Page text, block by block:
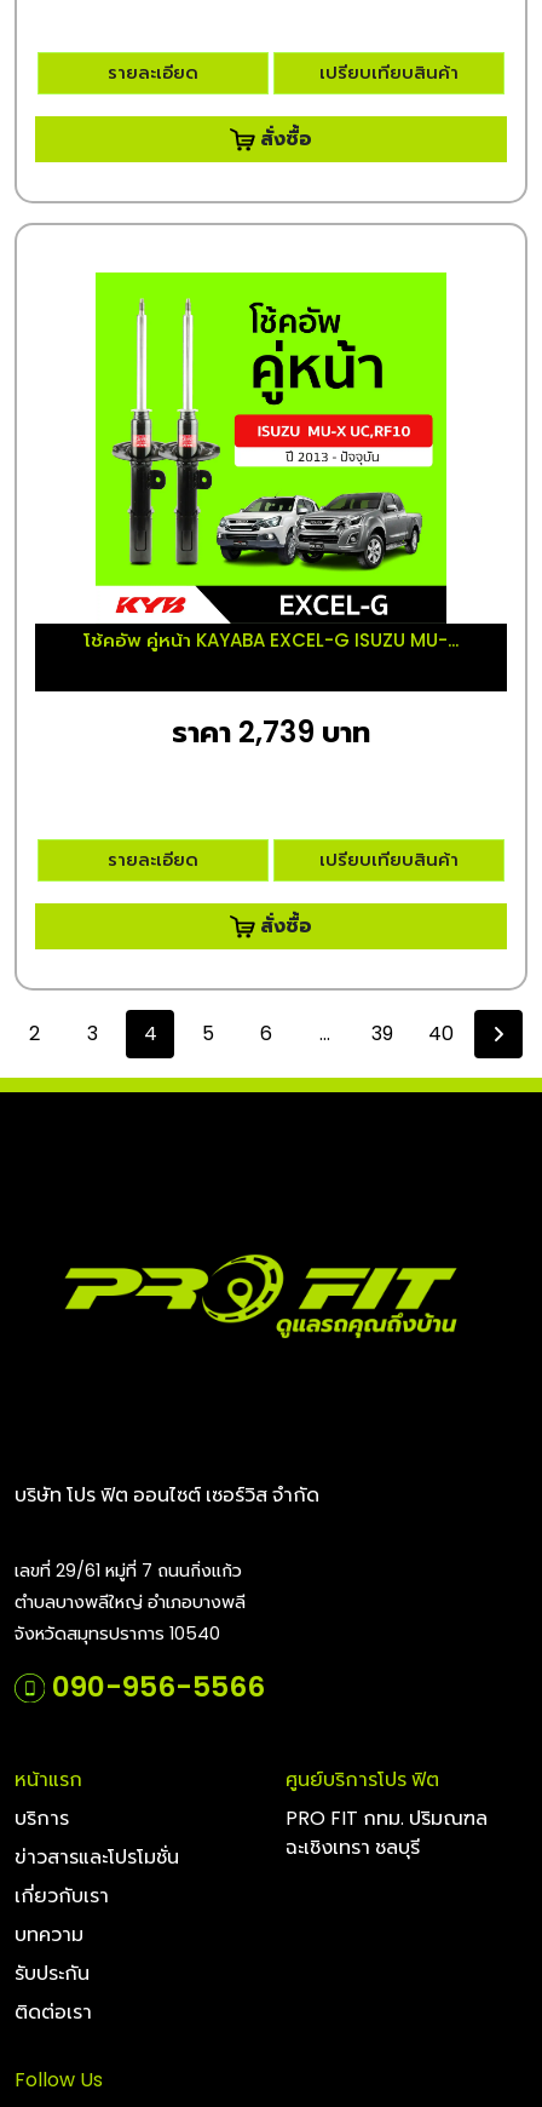
รายละเอียด เปรียบเทียบสินค้า
สั่งซื้อ
โช้คอัพ คู่หน้า KAYABA EXCEL-G ISUZU MU-...
ราคา 2,739 บาท
รายละเอียด เปรียบเทียบสินค้า
สั่งซื้อ
2 3 4 5 6 ... 39 40
บริษัท โปร ฟิต ออนไซต์ เซอร์วิส จำกัด
เลขที่ 29/61 หมู่ที่ 7 ถนนกิ่งแก้ว
ตำบลบางพลีใหญ่ อำเภอบางพลี
จังหวัดสมุทรปราการ 10540
090-956-5566
หน้าแรก
บริการ
ข่าวสารและโปรโมชั่น
เกี่ยวกับเรา
บทความ
รับประกัน
ติดต่อเรา
ศูนย์บริการโปร ฟิต
PRO FIT กทม. ปริมณฑล
ฉะเชิงเทรา ชลบุรี
Follow Us